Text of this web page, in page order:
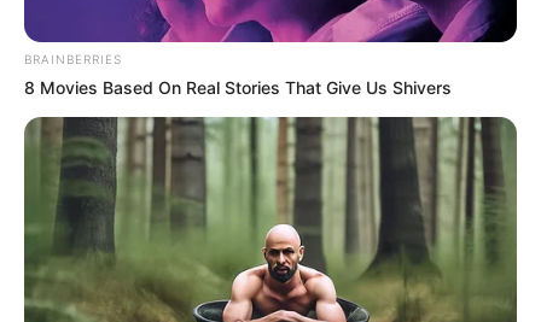
Top 8 Movies Based On Real Life. You Have To
Watch Them!